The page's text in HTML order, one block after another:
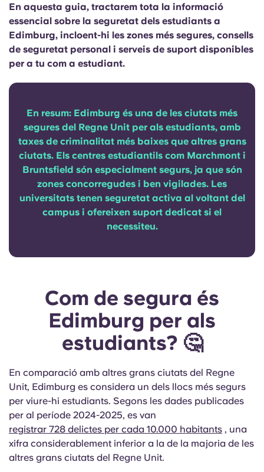
French
Portuguese
En aquesta guia, tractarem tota la informació
essencial sobre la seguretat dels estudiants a
Edimburg, incloent-hi les zones més segures, consells
de seguretat personal i serveis de suport disponibles
per a tu com a estudiant.
En resum: Edimburg és una de les ciutats més
segures del Regne Unit per als estudiants, amb
taxes de criminalitat més baixes que altres grans
ciutats. Els centres estudiantils com Marchmont i
Bruntsfield són especialment segurs, ja que són
zones concorregudes i ben vigilades. Les
universitats tenen seguretat activa al voltant del
campus i ofereixen suport dedicat si el
necessiteu.
Com de segura és
Edimburg per als
estudiants? 🤔
En comparació amb altres grans ciutats del Regne
Unit, Edimburg es considera un dels llocs més segurs
per viure-hi estudiants. Segons les dades publicades
per al període 2024-2025, es van
registrar 728 delictes per cada 10.000 habitants , una
xifra considerablement inferior a la de la majoria de les
altres grans ciutats del Regne Unit.